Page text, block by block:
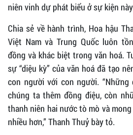
niên vinh dự phát biểu ở sự kiện
Chia sẻ về hành trình, Hoa hậu
Việt Nam và Trung Quốc luôn
đồng và khác biệt trong văn hoá.
sự “diệu kỳ” của văn hoá đã tạo
con người với con người.
chúng ta thêm đồng điệu, còn
thanh niên hai nước tò mò và
nhiều hơn,” Thanh Thuỷ bày tỏ.